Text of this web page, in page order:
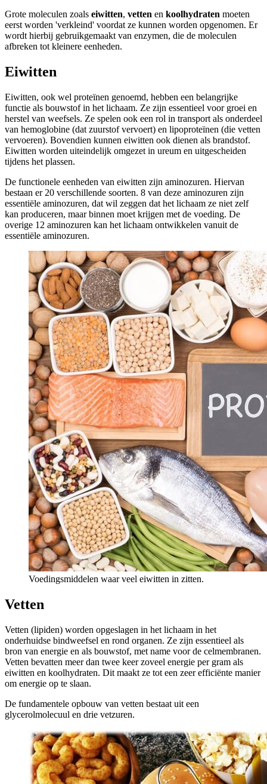
Grote moleculen zoals eiwitten, vetten en koolhydraten moeten
eerst worden 'verkleind' voordat ze kunnen worden opgenomen. Er
wordt hierbij gebruikgemaakt van enzymen, die de moleculen
afbreken tot kleinere eenheden.
Eiwitten
Eiwitten, ook wel proteïnen genoemd, hebben een belangrijke
functie als bouwstof in het lichaam. Ze zijn essentieel voor groei en
herstel van weefsels. Ze spelen ook een rol in transport als onderdeel
van hemoglobine (dat zuurstof vervoert) en lipoproteïnen (die vetten
vervoeren). Bovendien kunnen eiwitten ook dienen als brandstof.
Eiwitten worden uiteindelijk omgezet in ureum en uitgescheiden
tijdens het plassen.
De functionele eenheden van eiwitten zijn aminozuren. Hiervan
bestaan er 20 verschillende soorten. 8 van deze aminozuren zijn
essentiële aminozuren, dat wil zeggen dat het lichaam ze niet zelf
kan produceren, maar binnen moet krijgen met de voeding. De
overige 12 aminozuren kan het lichaam ontwikkelen vanuit de
essentiële aminozuren.
Voedingsmiddelen waar veel eiwitten in zitten.
Vetten
Vetten (lipiden) worden opgeslagen in het lichaam in het
onderhuidse bindweefsel en rond organen. Ze zijn essentieel als
bron van energie en als bouwstof, met name voor de celmembranen.
Vetten bevatten meer dan twee keer zoveel energie per gram als
eiwitten en koolhydraten. Dit maakt ze tot een zeer efficiënte manier
om energie op te slaan.
De fundamentele opbouw van vetten bestaat uit een
glycerolmolecuul en drie vetzuren.